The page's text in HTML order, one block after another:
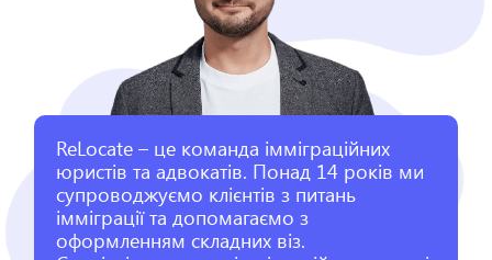
ReLocate – це команда імміграційних
юристів та адвокатів. Понад 14 років ми
супроводжуємо клієнтів з питань
імміграції та допомагаємо з
оформленням складних віз.